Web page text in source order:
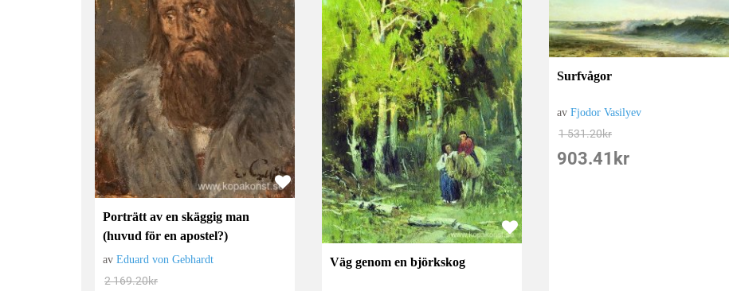
Porträtt av en skäggig man
(huvud för en apostel?)
avEduard von Gebhardt
2 169.20kr
Väg genom en björkskog
Surfvågor
avFjodor Vasilyev
1 531.20kr
903.41 kr